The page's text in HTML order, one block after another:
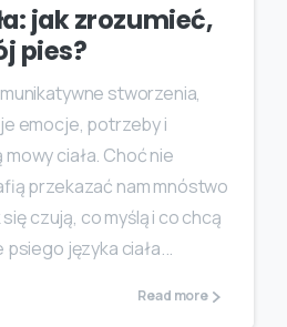
jak zrozumieć,
pies?
stworzenia,
emocje, potrzeby i
ciała. Choć nie
przekazać nam mnóstwo
czują, co myślą i co chcą
języka ciała...
Read more